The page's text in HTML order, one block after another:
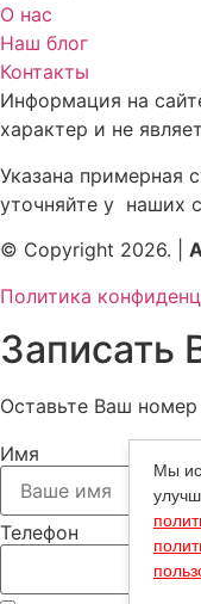
О нас
Наш блог
Контакты
Информация на
характер и не
Указана примерная
уточняйте у наших
© Copyright 2026. |
Политика
Мы
Записать
Оставьте Ваш
Имя
Телефон